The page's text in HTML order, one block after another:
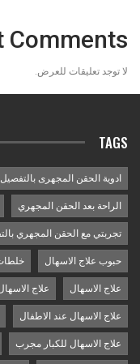
Comments
لا توجد تعليقات للعرض.
TAGS
ادوية الحقن المجهرى بالتفصيل
الراحة بعد الحقن المجهري
تجربتي مع الحقن المجهري
حبوب علاج الاسهال
علاج الاسهال علاج
علاج الاسهال عند الاطفال
علاج الاسهال للكبار مجرب